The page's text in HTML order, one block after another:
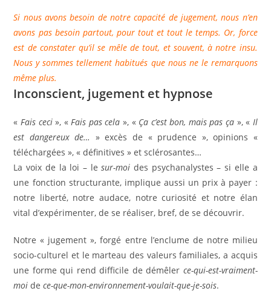
Si nous avons besoin de notre capacité de jugement, nous n’en
avons pas besoin partout, pour tout et tout le temps. Or, force
est de constater qu’il se mêle de tout, et souvent, à notre insu.
Nous y sommes tellement habitués que nous ne le remarquons
même plus.
Inconscient, jugement et hypnose
« Fais ceci», «Fais pas cela », « Ça c’est bon, mais pas ça», « Il
est dangereux de… » excès de « prudence », opinions «
téléchargées », « définitives » et sclérosantes…
La voix de la loi – lesur-moi des psychanalystes – si elle a
une fonction structurante, implique aussi un prix à payer :
notre liberté, notre audace, notre curiosité et notre élan
vital d’expérimenter, de se réaliser, bref, de se découvrir.
Notre « jugement », forgé entre l’enclume de notre milieu
socio-culturel et le marteau des valeurs familiales, a acquis
une forme qui rend difficile de démêler ce-qui-est-vraiment-
moi dece-que-mon-environnement-voulait-que-je-sois.